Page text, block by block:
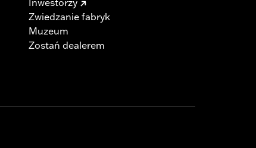
Zwiedzanie fabryk
Muzeum
Zostań dealerem